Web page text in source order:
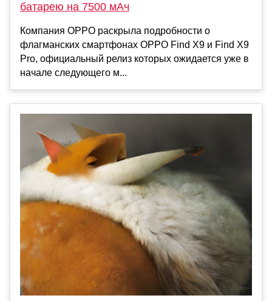
батарею на 7500 мАч
Компания OPPO раскрыла подробности о
флагманских смартфонах OPPO Find X9 и Find X9
Pro, официальный релиз которых ожидается уже в
начале следующего м...